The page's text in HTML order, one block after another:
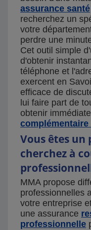
assurance santé
recherchez un
votre
perdre une
Cet outil simple
d'obtenir
téléphone et
exercent en
efficace de
lui faire part de
obtenir
complémentaire
Vous êtes un
cherchez à
MMA propose
professionnelles
votre entreprise
une assurance
professionnelle